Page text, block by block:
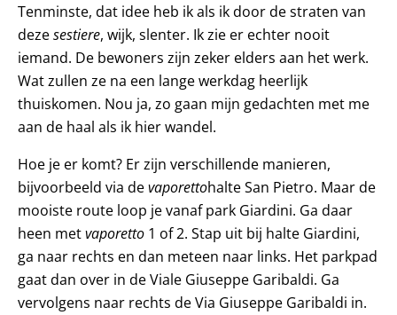
Tenminste, dat idee heb ik als ik door de straten van
dezesestiere, wijk, slenter. Ik zie er echter nooit
iemand. De bewoners zijn zeker elders aan het werk.
Wat zullen ze na een lange werkdag heerlijk
thuiskomen. Nou ja, zo gaan mijn gedachten met me
aan de haal als ik hier wandel.
Hoe je er komt? Er zijn verschillende manieren,
bijvoorbeeld via devaporettohalte San Pietro. Maar de
mooiste route loop je vanaf park Giardini. Ga daar
heen metvaporetto 1 of 2. Stap uit bij halte Giardini,
ga naar rechts en dan meteen naar links. Het parkpad
gaat dan over in de Viale Giuseppe Garibaldi. Ga
vervolgens naar rechts de Via Giuseppe Garibaldi in.